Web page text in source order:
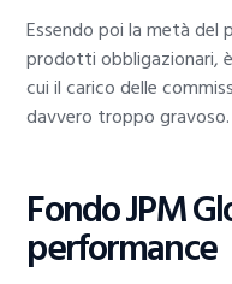
Essendo poi la metà
prodotti obbligazionari,
cui il carico delle
davvero troppo gravoso.
Fondo JPM
performance